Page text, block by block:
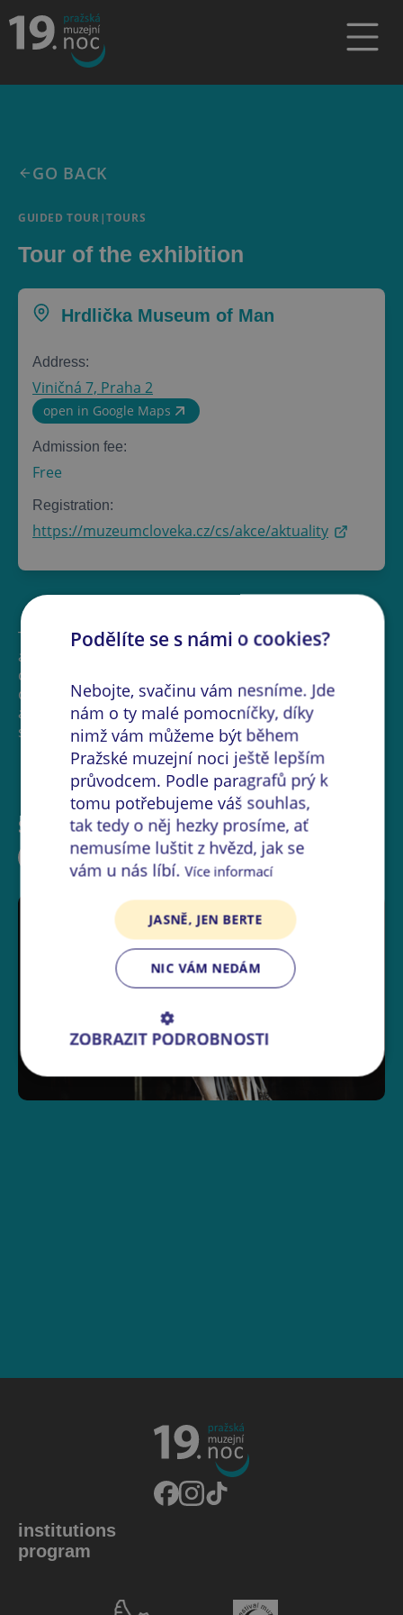
GO BACK
GUIDED TOUR|TOURS
Tour of the exhibition
Hrdlička Museum of Man
Address:
Viničná 7, Praha 2
open in Google Maps
Admission fee:
Free
Registration:
https://muzeumcloveka.cz/cs/akce/aktuality
The museum is a university collection of
anthropological nature. The permanent exhibition
covers topics such as human evolution, individual
development, human variability, as well as pathology
and death. The collection as a whole serves to
support education and research.
Sdílejte událost:
institutions
program
Podělíte se s námi o cookies?
Nebojte, svačinu vám nesníme. Jde
nám o ty malé pomocníčky, díky
nimž vám můžeme být během
Pražské muzejní noci ještě lepším
průvodcem. Podle paragrafů prý k
tomu potřebujeme váš souhlas,
tak tedy o něj hezky prosíme, ať
nemusíme luštit z hvězd, jak se
vám u nás líbí.Více informací
JASNĚ, JEN BERTE
NIC VÁM NEDÁM
ZOBRAZIT PODROBNOSTI